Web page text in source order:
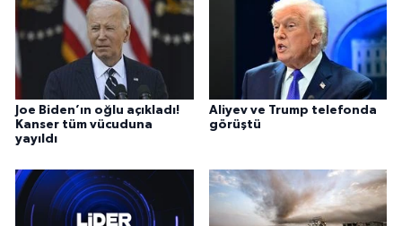
Joe Biden’ın oğlu açıkladı!
Kanser tüm vücuduna
yayıldı
Aliyev ve Trump telefonda
görüştü